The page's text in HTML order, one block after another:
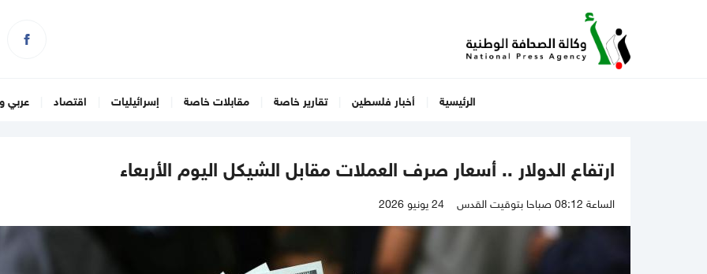
الرئيسية أخبار فلسطين تقارير خاصة مقابلات خاصة إسرائيليات اقتصاد عربي
ارتفاع الدولار .. أسعار صرف العملات مقابل الشيكل اليوم الأربعاء
الساعة 08:12 صباحا بتوقيت القدس 24 يونيو 2026